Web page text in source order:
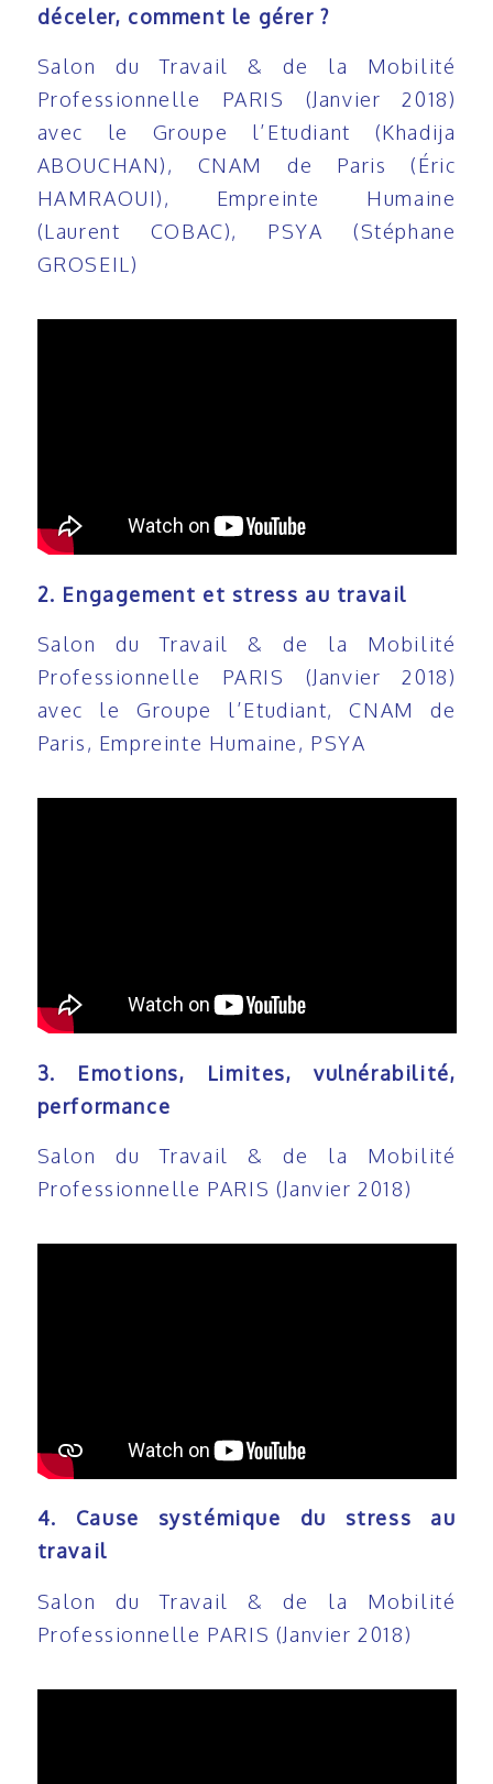
déceler, comment le gérer ?
Salon du Travail & de la Mobilité
Professionnelle PARIS (Janvier 2018)
avec le Groupe l’Etudiant (Khadija
ABOUCHAN), CNAM de Paris (Éric
HAMRAOUI), Empreinte Humaine
(Laurent COBAC), PSYA (Stéphane
GROSEIL)
2. Engagement et stress au travail
Salon du Travail & de la Mobilité
Professionnelle PARIS (Janvier 2018)
avec le Groupe l’Etudiant, CNAM de
Paris, Empreinte Humaine, PSYA
3. Emotions, Limites, vulnérabilité,
performance
Salon du Travail & de la Mobilité
Professionnelle PARIS (Janvier 2018)
4. Cause systémique du stress au
travail
Salon du Travail & de la Mobilité
Professionnelle PARIS (Janvier 2018)